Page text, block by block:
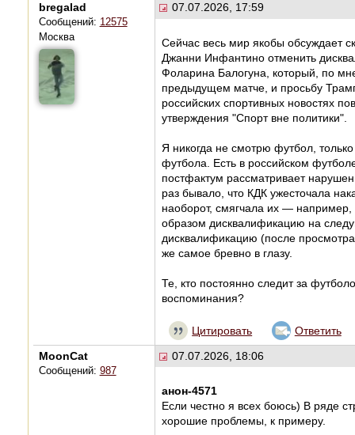
bregalad
Сообщений: 12575
Москва
07.07.2026, 17:59
Сейчас весь мир якобы обсуждает
Джанни Инфантино отменить
Фоларина Балогуна, который, по
предыдущем матче, и просьбу
российских спортивных новостях
утверждения "Спорт вне политики".
Я никогда не смотрю футбол,
футбола. Есть в российском
постфактум рассматривает
раз бывало, что КДК ужесточала
наоборот, смягчала их — например,
образом дисквалификацию на
дисквалификацию (после
же самое бревно в глазу.
Те, кто постоянно следит за
воспоминания?
Цитировать Ответить
MoonCat
Сообщений: 987
07.07.2026, 18:06
анон-4571
Если честно я всех боюсь) В ряде
хорошие проблемы, к примеру.